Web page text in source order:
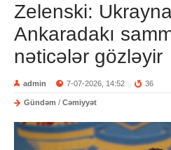
Zelenski:
Ankaradakı
nəticələr gözləyir
admin 7-07-2026, 14:52 36
Gündəm / Cəmiyyət